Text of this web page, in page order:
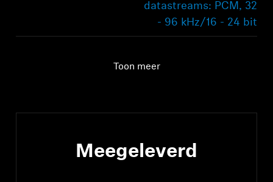
datastreams: PCM, 32
- 96 kHz/16 - 24 bit
optisch ondersteunde
Toon meer
Meegeleverd